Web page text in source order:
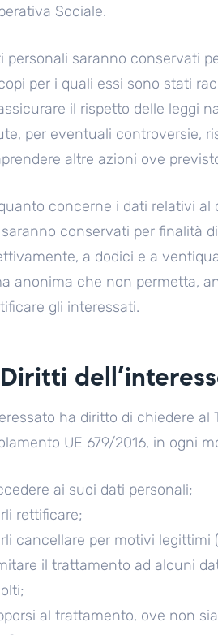
Sociale.
personali saranno conservati
per i quali essi sono stati
il rispetto delle leggi
per eventuali controversie,
altre azioni ove
concerne i dati relativi
conservati per finalità
a dodici e a
anonima che non permetta,
gli interessati.
ha diritto di chiedere
UE 679/2016, in ogni
ai suoi dati personali;
rettificare;
cancellare per motivi legittimi
il trattamento ad alcuni
al trattamento, ove non